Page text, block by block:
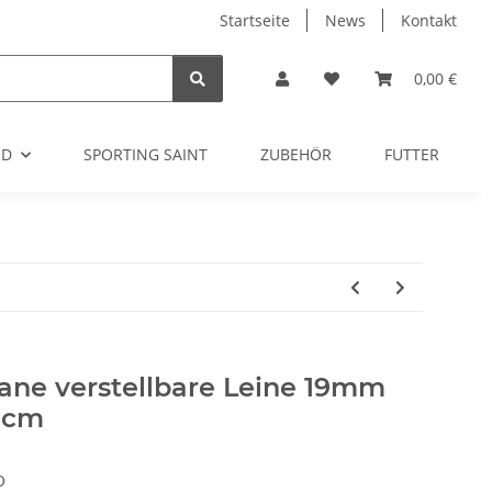
Startseite News Kontakt
0,00 €
SPORTING SAINT ZUBEHÖR FUTTER
verstellbare Leine 19mm